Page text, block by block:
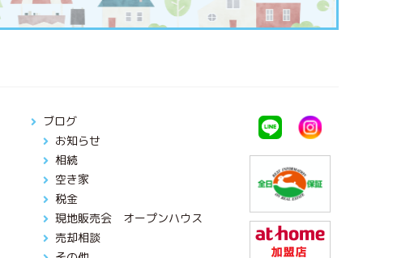
ブログ
お知らせ
相続
空き家
税金
現地販売会 オープンハウス
売却相談